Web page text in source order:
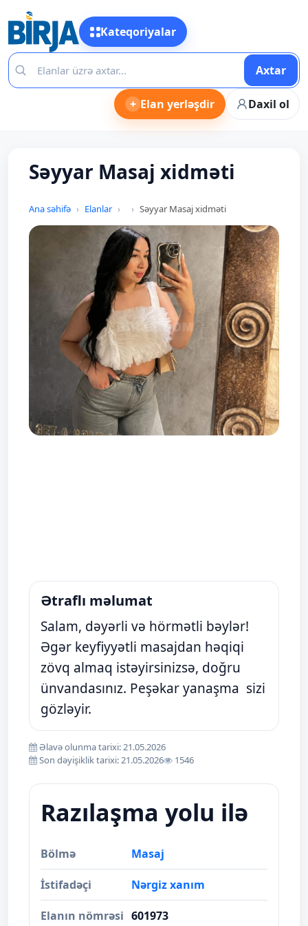
Kateqoriyalar
Axtar
+ Elan yerləşdir Daxil ol
Səyyar Masaj xidməti
Ana səhifə Elanlar Səyyar Masaj xidməti
Ətraflı məlumat
Salam, dəyərli və hörmətli bəylər!
Əgər keyfiyyətli masajdan həqiqi
zövq almaq istəyirsinizsə, doğru
ünvandasınız. Peşəkar yanaşma sizi
gözləyir.
Əlavə olunma tarixi: 21.05.2026
Son dəyişiklik tarixi: 21.05.2026
1546
Razılaşma yolu ilə
Bölmə Masaj
İstifadəçi Nərgiz xanım
Elanın nömrəsi 601973